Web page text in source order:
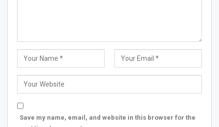
Save my name, email, and website in this browser for the